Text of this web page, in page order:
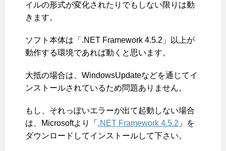
イルの形式が変化されたりでもしない限りは動
きます。
ソフト本体は「.NET Framework 4.5.2」以上が
動作する環境であれば動くと思います。
大抵の場合は、WindowsUpdateなどを通じてイ
ンストールされているため問題ありません。
もし、それっぽいエラーが出て起動しない場合
は、Microsoftより「 .NET Framework 4.5.2 」を
ダウンロードしてインストールして下さい。